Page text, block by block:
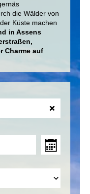
die Wälder von
Küste machen
in Assens
Charme auf